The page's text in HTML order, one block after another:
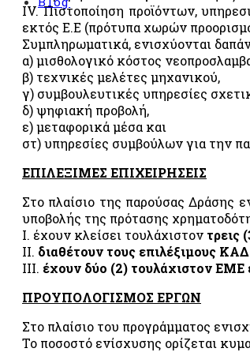
2»
διαχείρισης
υγείας και της
«ISO 45001»
των
Council®)
της δωροδοκίας
IV. Πιστοποίηση προϊόντων,
εκτός Ε.Ε (πρότυπα χωρών
Συμπληρωματικά, ενισχύονται
α) μισθολογικό κόστος
β) τεχνικές μελέτες μηχανικού,
γ) συμβουλευτικές υπηρεσίες
δ) ψηφιακή προβολή,
ε) μεταφορικά μέσα και
στ) υπηρεσίες συμβούλων για την
ΕΠΙΛΕΞΙΜΕΣ ΕΠΙΧΕΙΡΗΣΕΙΣ
Στο πλαίσιο της παρούσας Δράσης
υποβολής της πρότασης
I. έχουν κλείσει τουλάχιστον τρεις
II. διαθέτουν τους επιλέξιμους ΚΑΔ
III. έχουν δύο (2) τουλάχιστον ΕΜΕ
ΠΡΟΥΠΟΛΟΓΙΣΜΟΣ ΕΡΓΩΝ
Στο πλαίσιο του προγράμματος
Το ποσοστό ενίσχυσης ορίζεται